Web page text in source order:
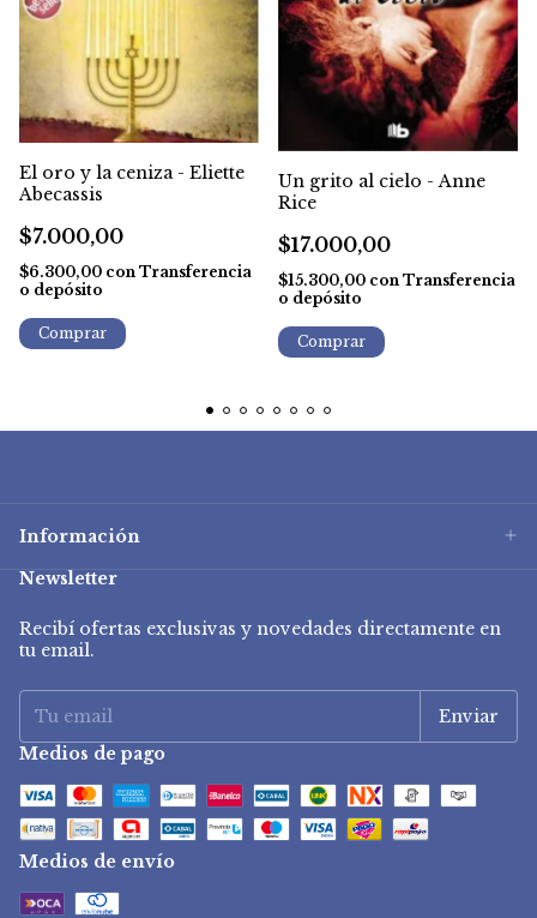
El oro y la ceniza - Eliette
Abecassis
$7.000,00
$6.300,00 con Transferencia
o depósito
Un grito al cielo - Anne
Rice
$17.000,00
$15.300,00 con Transferencia
o depósito
Información
Newsletter
Recibí ofertas exclusivas y novedades directamente en
tu email.
Medios de pago
Medios de envío